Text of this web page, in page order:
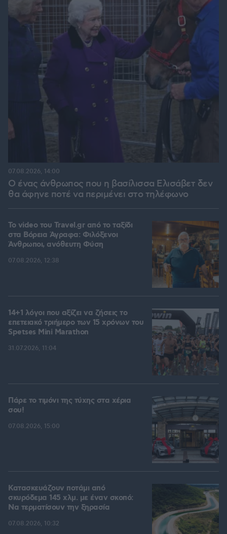
Ο ένας άνθρωπος που η βασίλισσα Ελισάβετ δεν
θα άφηνε ποτέ να περιμένει στο τηλέφωνο
07.08.2026, 14:00
To video του Travel.gr από το ταξίδι
στα Βόρεια Άγραφα: Φιλόξενοι
Άνθρωποι, ανόθευτη Φύση
07.08.2026, 12:38
14+1 λόγοι που αξίζει να ζήσεις το
επετειακό τριήμερο των 15 χρόνων του
Spetses Mini Marathon
31.07.2026, 11:04
Πάρε το τιμόνι της τύχης στα χέρια
σου!
07.08.2026, 15:00
Κατασκευάζουν ποτάμι από
σκυρόδεμα 145 χλμ. με έναν σκοπό:
Να τερματίσουν την ξηρασία
07.08.2026, 10:32